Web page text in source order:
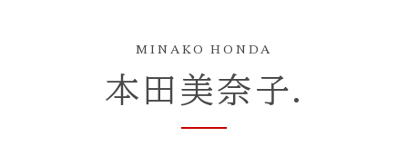
MINAKO HONDA
本田美奈子.